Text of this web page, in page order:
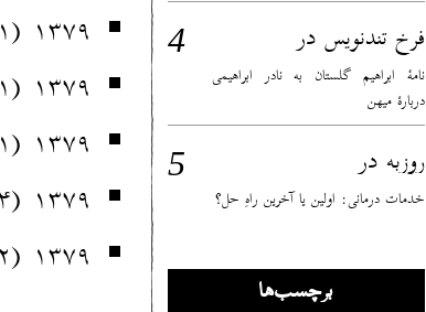
۱۳۷۹ (۱)
۱۳۷۹ (۱)
۱۳۷۹ (۱)
۱۳۷۹ (۴)
۱۳۷۹ (۲)
فرخ تندنویس در
نامهٔ ابراهیم گلستان به نادر ابراهیمی
دربارهٔ میهن
روزبه در
خدمات درمانی: اولین یا آخرین راهِ حل؟
برچسب‌ها